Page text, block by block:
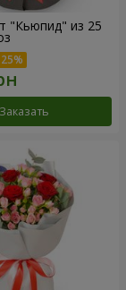
"Кьюпид" из 25
Заказать